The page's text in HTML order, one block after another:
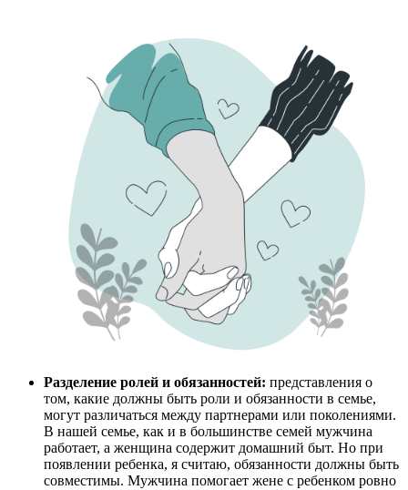
Разделение ролей и обязанностей: представления о
том, какие должны быть роли и обязанности в семье,
могут различаться между партнерами или поколениями.
В нашей семье, как и в большинстве семей мужчина
работает, а женщина содержит домашний быт. Но при
появлении ребенка, я считаю, обязанности должны быть
совместимы. Мужчина помогает жене с ребенком ровно